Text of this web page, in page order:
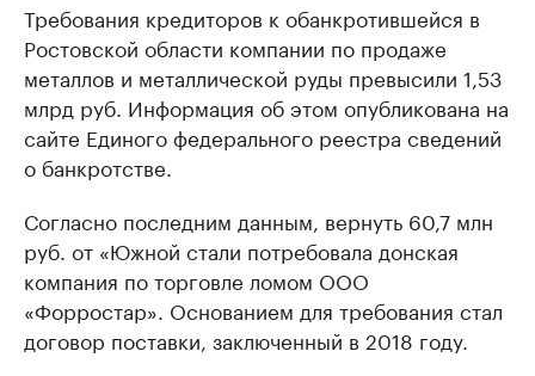
Требования кредиторов к обанкротившейся в
Ростовской области компании по продаже
металлов и металлической руды превысили 1,53
млрд руб. Информация об этом опубликована на
сайте Единого федерального реестра сведений
о банкротстве.
Согласно последним данным, вернуть 60,7 млн
руб. от «Южной стали потребовала донская
компания по торговле ломом ООО
«Форростар». Основанием для требования стал
договор поставки, заключенный в 2018 году.